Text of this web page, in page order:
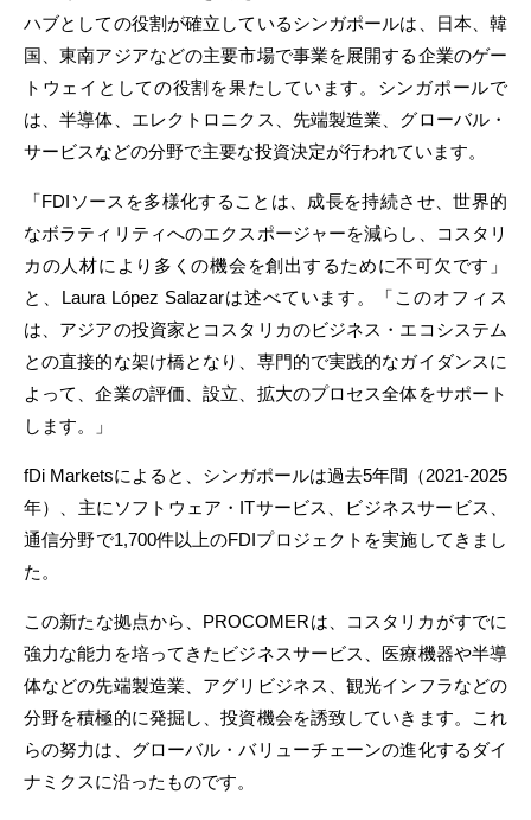
ハブとしての役割が確立しているシンガポールは、日本、韓
国、東南アジアなどの主要市場で事業を展開する企業のゲー
トウェイとしての役割を果たしています。シンガポールで
は、半導体、エレクトロニクス、先端製造業、グローバル・
サービスなどの分野で主要な投資決定が行われています。
「FDIソースを多様化することは、成長を持続させ、世界的
なボラティリティへのエクスポージャーを減らし、コスタリ
カの人材により多くの機会を創出するために不可欠です」
と、Laura López Salazarは述べています。「このオフィス
は、アジアの投資家とコスタリカのビジネス・エコシステム
との直接的な架け橋となり、専門的で実践的なガイダンスに
よって、企業の評価、設立、拡大のプロセス全体をサポート
します。」
fDi Marketsによると、シンガポールは過去5年間（2021-2025
年）、主にソフトウェア・ITサービス、ビジネスサービス、
通信分野で1,700件以上のFDIプロジェクトを実施してきまし
た。
この新たな拠点から、PROCOMERは、コスタリカがすでに
強力な能力を培ってきたビジネスサービス、医療機器や半導
体などの先端製造業、アグリビジネス、観光インフラなどの
分野を積極的に発掘し、投資機会を誘致していきます。これ
らの努力は、グローバル・バリューチェーンの進化するダイ
ナミクスに沿ったものです。